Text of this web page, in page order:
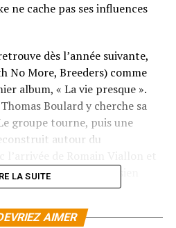
ne cache pas ses influences
dès l’année suivante,
No More, Breeders) comme
album, « La vie presque ».
Boulard y cherche sa
groupe tourne, puis une
autour du
anciens du groupe parisien
d’un cran, Luke devient une
LA SUITE
AIMER